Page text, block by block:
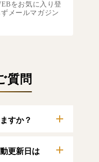
をお気に入り登
メールマガジン
質問
すか？
更新日は